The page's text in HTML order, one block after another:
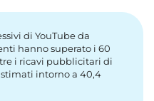
di YouTube da
hanno superato i 60
i ricavi pubblicitari di
stimati intorno a 40,4